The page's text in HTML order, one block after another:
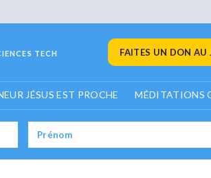
TECH FAITES UN DON AU
JÉSUS EST PROCHE MÉDITATIONS